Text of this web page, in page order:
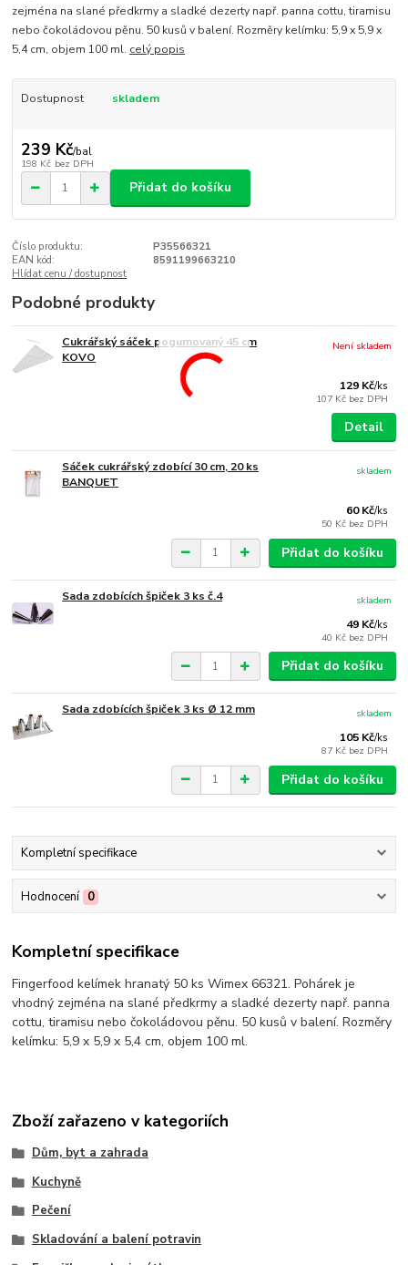
zejména na slané předkrmy a sladké dezerty např. panna cottu, tiramisu
nebo čokoládovou pěnu. 50 kusů v balení. Rozměry kelímku: 5,9 x 5,9 x
5,4 cm, objem 100 ml. celý popis
Dostupnost skladem
239 Kč/bal
198 Kč bez DPH
Přidat do košíku
Číslo produktu:
P35566321
EAN kód:
8591199663210
Hlídat cenu / dostupnost
Podobné produkty
Cukrářský sáček pogumovaný 45 cm
KOVO
129 Kč/ks
107 Kč bez DPH
Není skladem
Detail
Sáček cukrářský zdobící 30 cm, 20 ks
BANQUET
60 Kč/ks
50 Kč bez DPH
skladem
Přidat do košíku
Sada zdobících špiček 3 ks č.4
49 Kč/ks
40 Kč bez DPH
skladem
Přidat do košíku
Sada zdobících špiček 3 ks Ø 12 mm
105 Kč/ks
87 Kč bez DPH
skladem
Přidat do košíku
Kompletní specifikace
Hodnocení 0
Kompletní specifikace
Fingerfood kelímek hranatý 50 ks Wimex 66321. Pohárek je
vhodný zejména na slané předkrmy a sladké dezerty např. panna
cottu, tiramisu nebo čokoládovou pěnu. 50 kusů v balení. Rozměry
kelímku: 5,9 x 5,9 x 5,4 cm, objem 100 ml.
Zboží zařazeno v kategoriích
Dům, byt a zahrada
Kuchyně
Pečení
Skladování a balení potravin